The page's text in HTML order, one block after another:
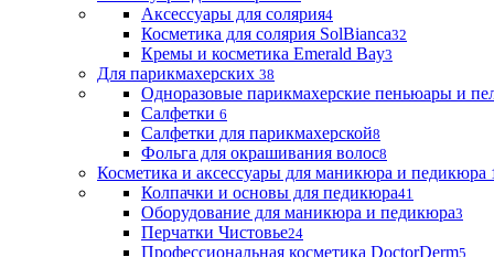
Аксессуары для солярия4
Косметика для солярия SolBianca32
Кремы и косметика Emerald Bay3
Для парикмахерских 38
Одноразовые парикмахерские пеньюары и
Салфетки 6
Салфетки для парикмахерской8
Фольга для окрашивания волос8
Косметика и аксессуары для маникюра и педикюра
Колпачки и основы для педикюра41
Оборудование для маникюра и педикюра3
Перчатки Чистовье24
Профессиональная косметика DoctorDerm5